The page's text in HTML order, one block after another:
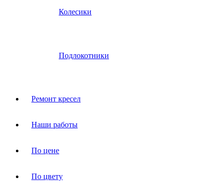
Колесики
Подлокотники
Ремонт кресел
Наши работы
По цене
По цвету